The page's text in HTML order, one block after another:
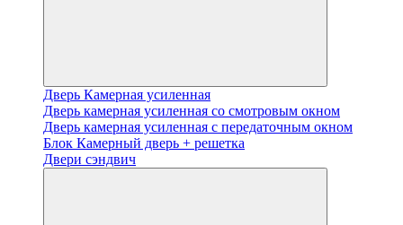
Дверь Камерная усиленная
Дверь камерная усиленная со смотровым окном
Дверь камерная усиленная с передаточным окном
Блок Камерный дверь + решетка
Двери сэндвич